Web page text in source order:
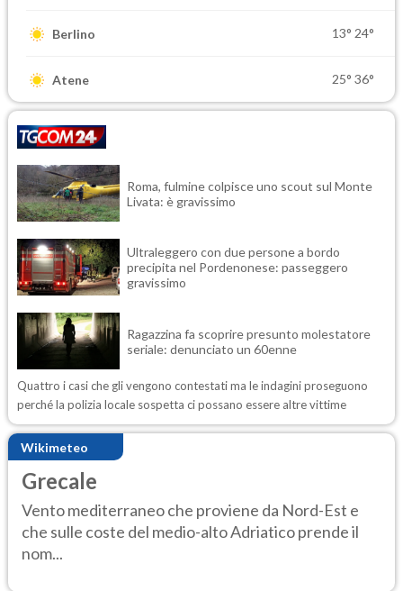
Berlino 13° 24°
Atene 25° 36°
Roma, fulmine colpisce uno scout sul Monte
Livata: è gravissimo
Ultraleggero con due persone a bordo
precipita nel Pordenonese: passeggero
gravissimo
Ragazzina fa scoprire presunto molestatore
seriale: denunciato un 60enne
Quattro i casi che gli vengono contestati ma le indagini proseguono
perché la polizia locale sospetta ci possano essere altre vittime
Wikimeteo
Grecale
Vento mediterraneo che proviene da Nord-Est e
che sulle coste del medio-alto Adriatico prende il
nom...